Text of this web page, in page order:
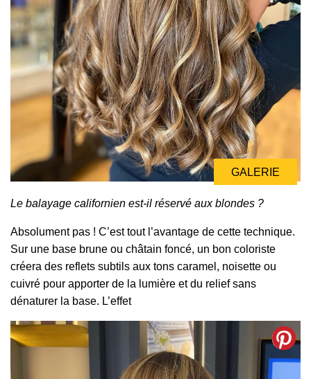
GALERIE
Le balayage californien est-il réservé aux blondes ?
Absolument pas ! C’est tout l’avantage de cette technique.
Sur une base brune ou châtain foncé, un bon coloriste
créera des reflets subtils aux tons caramel, noisette ou
cuivré pour apporter de la lumière et du relief sans
dénaturer la base. L’effet